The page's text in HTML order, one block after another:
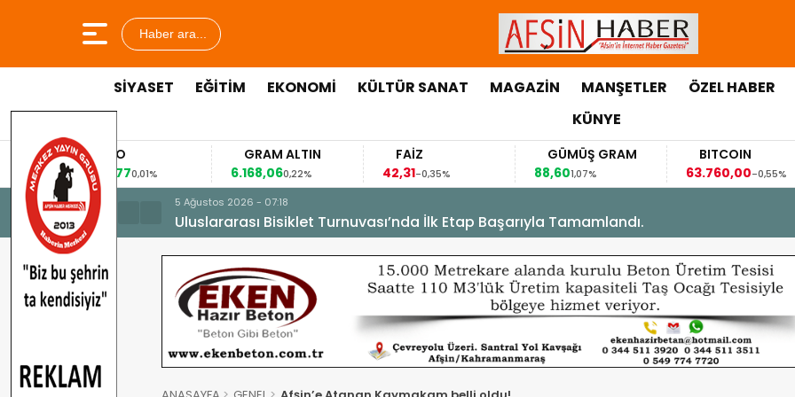
Haber ara...
SİYASET EĞİTİM EKONOMİ KÜLTÜR SANAT MAGAZİN MANŞETLER ÖZEL HABER
KÜNYE
EURO
53,84770,01%
GRAM ALTIN
6.168,060,22%
FAİZ
42,31-0,35%
GÜMÜŞ GRAM
88,601,07%
BITCOIN
63.760,00-0,55%
5 Ağustos 2026 - 07:18
Uluslararası Bisiklet Turnuvası’nda İlk Etap Başarıyla Tamamlandı.